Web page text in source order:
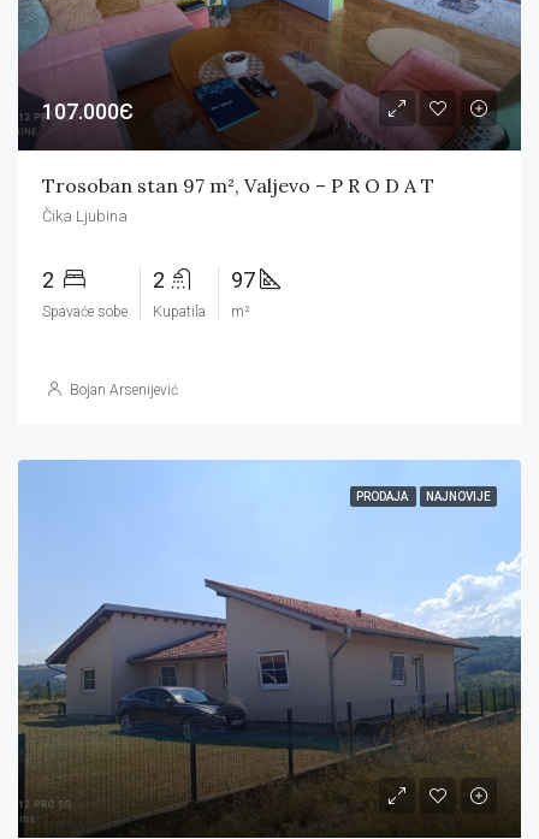
107.000Є
Trosoban stan 97 m², Valjevo – P R O D A T
Čika Ljubina
2
Spavaće sobe
2
Kupatila
97
m²
Bojan Arsenijević
PRODAJA NAJNOVIJE